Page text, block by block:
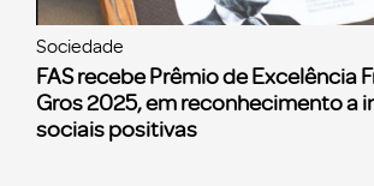
Sociedade
FAS recebe Prêmio de Excelência
Gros 2025, em reconhecimento a
sociais positivas